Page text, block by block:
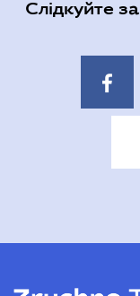
Слідкуйте